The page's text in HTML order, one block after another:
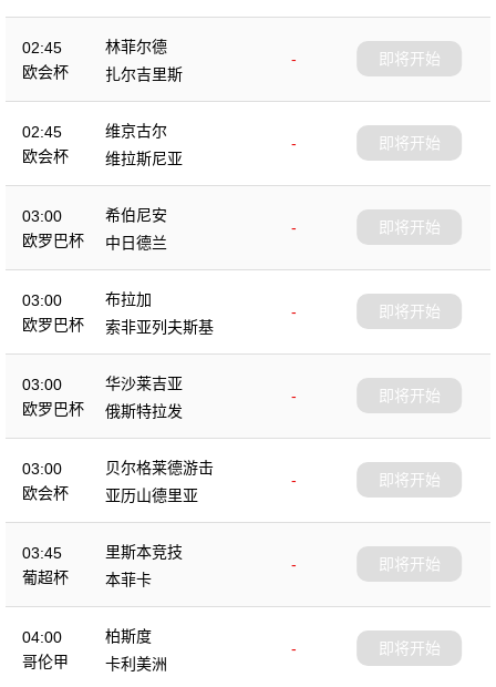
02:45
欧会杯
林菲尔德
-
扎尔吉里斯
即将开始
02:45
欧会杯
维京古尔
-
维拉斯尼亚
即将开始
03:00
欧罗巴杯
希伯尼安
-
中日德兰
即将开始
03:00
欧罗巴杯
布拉加
-
索非亚列夫斯基
即将开始
03:00
欧罗巴杯
华沙莱吉亚
-
俄斯特拉发
即将开始
03:00
欧会杯
贝尔格莱德游击
-
亚历山德里亚
即将开始
03:45
葡超杯
里斯本竞技
-
本菲卡
即将开始
04:00
哥伦甲
柏斯度
-
卡利美洲
即将开始